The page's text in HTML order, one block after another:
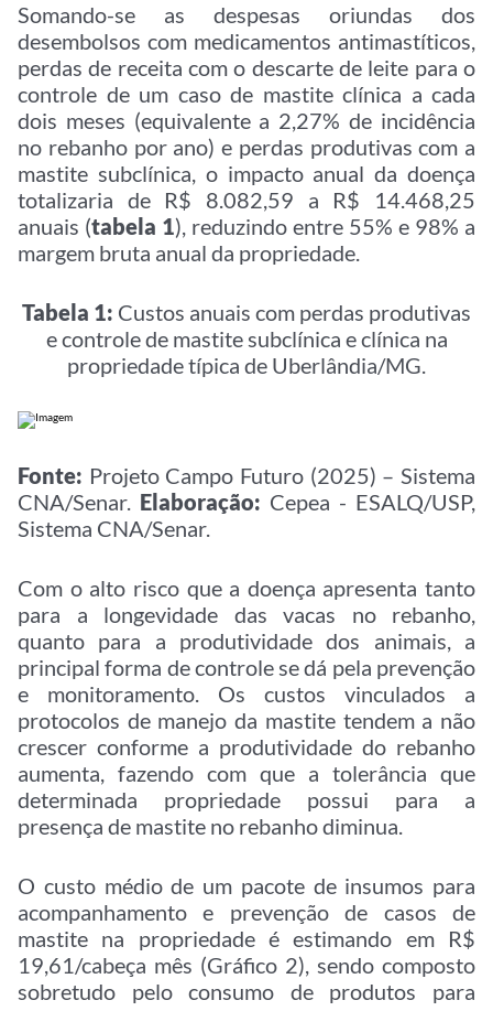
Somando-se as despesas oriundas dos
desembolsos com medicamentos antimastíticos,
perdas de receita com o descarte de leite para o
controle de um caso de mastite clínica a cada
dois meses (equivalente a 2,27% de incidência
no rebanho por ano) e perdas produtivas com a
mastite subclínica, o impacto anual da doença
totalizaria de R$ 8.082,59 a R$ 14.468,25
anuais (tabela 1), reduzindo entre 55% e 98% a
margem bruta anual da propriedade.
Tabela 1: Custos anuais com perdas produtivas
e controle de mastite subclínica e clínica na
propriedade típica de Uberlândia/MG.
Fonte: Projeto Campo Futuro (2025) – Sistema
CNA/Senar. Elaboração: Cepea - ESALQ/USP,
Sistema CNA/Senar.
Com o alto risco que a doença apresenta tanto
para a longevidade das vacas no rebanho,
quanto para a produtividade dos animais, a
principal forma de controle se dá pela prevenção
e monitoramento. Os custos vinculados a
protocolos de manejo da mastite tendem a não
crescer conforme a produtividade do rebanho
aumenta, fazendo com que a tolerância que
determinada propriedade possui para a
presença de mastite no rebanho diminua.
O custo médio de um pacote de insumos para
acompanhamento e prevenção de casos de
mastite na propriedade é estimando em R$
19,61/cabeça mês (Gráfico 2), sendo composto
sobretudo pelo consumo de produtos para